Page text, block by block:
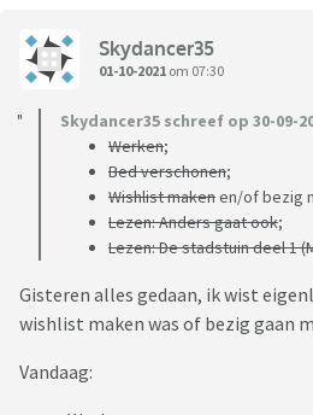
Skydancer35
01-10-2021 om 07:30
Skydancer35 schreef op 30-09-
Werken;
Bed verschonen;
Wishlist makenen/of bezig
Lezen: Anders gaat ook;
Lezen: De stadstuin deel 1
Gisteren alles gedaan, ik wist
wishlist maken was of bezig gaan
Vandaag: